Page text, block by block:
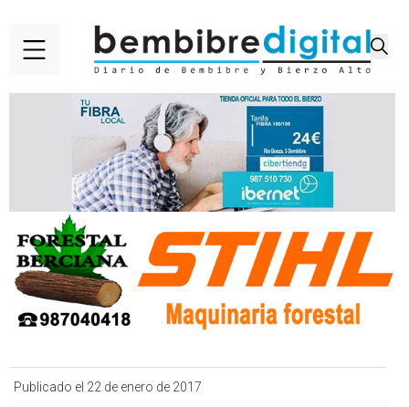
Publicado el 22 de enero de 2017